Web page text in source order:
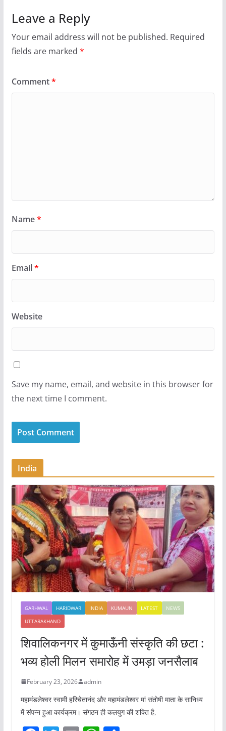
Leave a Reply
Your email address will not be published. Required
fields are marked *
Comment*
Name*
Email*
Website
Save my name, email, and website in this browser for
the next time I comment.
India
GARHWAL HARIDWAR INDIA KUMAUN LATEST
NEWS
UTTARAKHAND
शिवालिकनगर में कुमाऊँनी संस्कृति की छटा :
भव्य होली मिलन समारोह में उमड़ा जनसैलाब
February 23, 2026 admin
महामंडलेश्वर स्वामी हरिचेतानंद और महामंडलेश्वर मां संतोषी माता के सानिध्य
में संपन्न हुआ कार्यक्रम। संगठन ही कलयुग की शक्ति है,